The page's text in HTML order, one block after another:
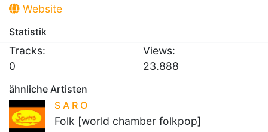
Website
Statistik
Tracks:
0
Views:
23.888
ähnliche Artisten
S A R O
Folk [world chamber folkpop]